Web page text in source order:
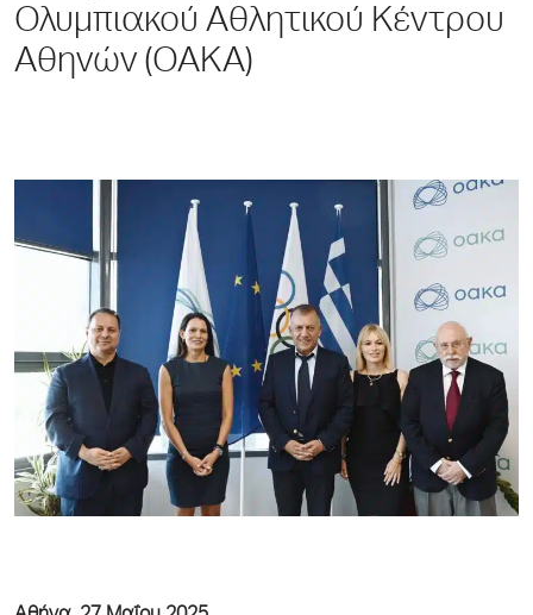
Ολυμπιακού Αθλητικού Κέντρου
Αθηνών (ΟΑΚΑ)